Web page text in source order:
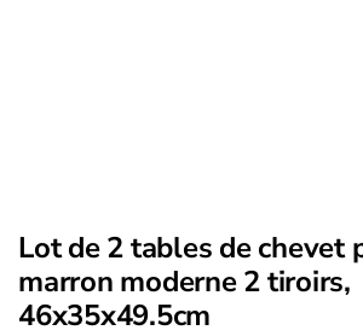
Lot de 2 tables de chevet
marron moderne 2 tiroirs,
46x35x49.5cm